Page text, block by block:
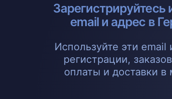
Зарегистрируйтесь
email и адрес в
Используйте эти email
регистрации,
оплаты и доставки в